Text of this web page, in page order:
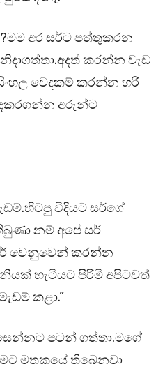
අර සර්ට පත්තුකරන
කරන්න වැඩ
වෙදකම් කරන්න හරි
අරුන්ට
විදියට සර්ගේ
නම් අපේ සර්
වෙනුවෙන් කරන්න
හැටියට පිරිමි අපිටවත්
කළා.”
පටන් ගත්තා.මගේ
මතකයේ තිබෙනවා